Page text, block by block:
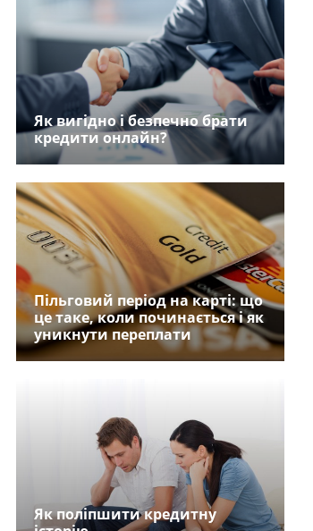
Як вигідно і безпечно брати
кредити онлайн?
Пільговий період на карті: що
це таке, коли починається і як
уникнути переплати
Як поліпшити кредитну